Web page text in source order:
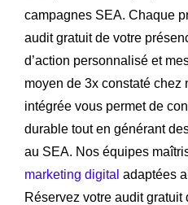
campagnes SEA. Chaque
audit gratuit de votre
d’action personnalisé et
moyen de 3x constaté chez
intégrée vous permet de
durable tout en générant
au SEA. Nos équipes
marketing digital adaptées
Réservez votre audit gratuit